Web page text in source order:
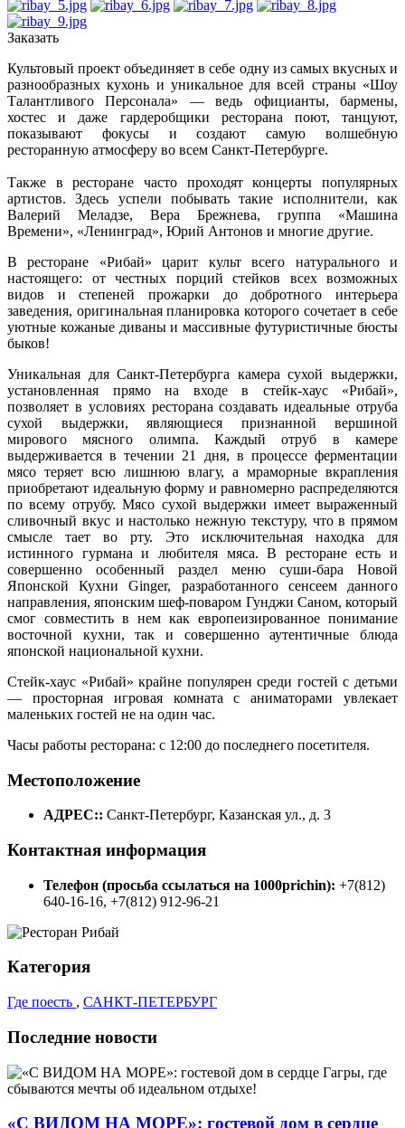
Заказать
Культовый проект объединяет в себе одну из самых вкусных и
разнообразных кухонь и уникальное для всей страны «Шоу
Талантливого Персонала» — ведь официанты, бармены,
хостес и даже гардеробщики ресторана поют, танцуют,
показывают фокусы и создают самую волшебную
ресторанную атмосферу во всем Санкт-Петербурге.
Также в ресторане часто проходят концерты популярных
артистов. Здесь успели побывать такие исполнители, как
Валерий Меладзе, Вера Брежнева, группа «Машина
Времени», «Ленинград», Юрий Антонов и многие другие.
В ресторане «Рибай» царит культ всего натурального и
настоящего: от честных порций стейков всех возможных
видов и степеней прожарки до добротного интерьера
заведения, оригинальная планировка которого сочетает в себе
уютные кожаные диваны и массивные футуристичные бюсты
быков!
Уникальная для Санкт-Петербурга камера сухой выдержки,
установленная прямо на входе в стейк-хаус «Рибай»,
позволяет в условиях ресторана создавать идеальные отруба
сухой выдержки, являющиеся признанной вершиной
мирового мясного олимпа. Каждый отруб в камере
выдерживается в течении 21 дня, в процессе ферментации
мясо теряет всю лишнюю влагу, а мраморные вкрапления
приобретают идеальную форму и равномерно распределяются
по всему отрубу. Мясо сухой выдержки имеет выраженный
сливочный вкус и настолько нежную текстуру, что в прямом
смысле тает во рту. Это исключительная находка для
истинного гурмана и любителя мяса. В ресторане есть и
совершенно особенный раздел меню суши-бара Новой
Японской Кухни Ginger, разработанного сенсеем данного
направления, японским шеф-поваром Гунджи Саном, который
смог совместить в нем как европеизированное понимание
восточной кухни, так и совершенно аутентичные блюда
японской национальной кухни.
Стейк-хаус «Рибай» крайне популярен среди гостей с детьми
— просторная игровая комната с аниматорами увлекает
маленьких гостей не на один час.
Часы работы ресторана: с 12:00 до последнего посетителя.
Местоположение
АДРЕС:: Санкт-Петербург, Казанская ул., д. 3
Контактная информация
Телефон (просьба ссылаться на 1000prichin): +7(812)
640-16-16, +7(812) 912-96-21
Категория
Где поесть , САНКТ-ПЕТЕРБУРГ
Последние новости
«С ВИДОМ НА МОРЕ»: гостевой дом в сердце